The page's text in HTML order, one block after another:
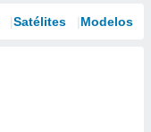
Satélites Modelos